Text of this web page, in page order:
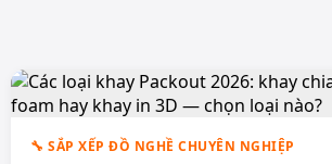
🔧 SẮP XẾP ĐỒ NGHỀ CHUYÊN NGHIỆP